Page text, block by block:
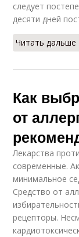
следует
десяти дней
Читать
Как
от
Лекарства
современные.
минимальное
Средство от
рецепторы.